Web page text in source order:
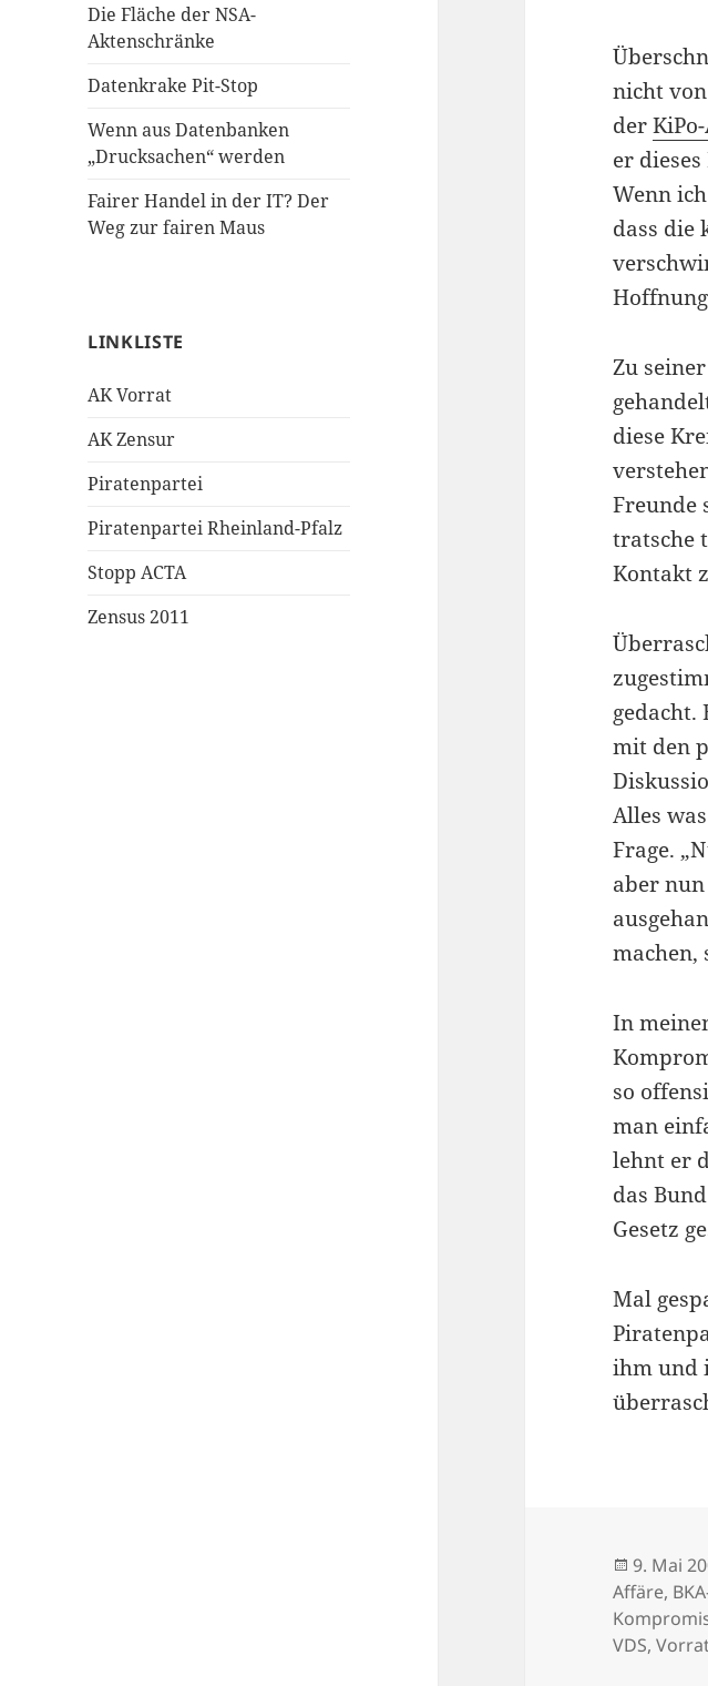
Die Fläche der NSA-
Aktenschränke
Datenkrake Pit-Stop
Wenn aus Datenbanken
„Drucksachen“ werden
Fairer Handel in der IT? Der
Weg zur fairen Maus
LINKLISTE
AK Vorrat
AK Zensur
Piratenpartei
Piratenpartei Rheinland-Pfalz
Stopp ACTA
Zensus 2011
nicht
der
er
Wenn
dass die
Zu
diese
Freunde
tratsche
Kontakt
gedacht.
mit den
Alles
Frage.
aber
machen,
In
so
man
lehnt er
das
Gesetz
Mal
ihm und
am
9. Mai
Affäre,
VDS,